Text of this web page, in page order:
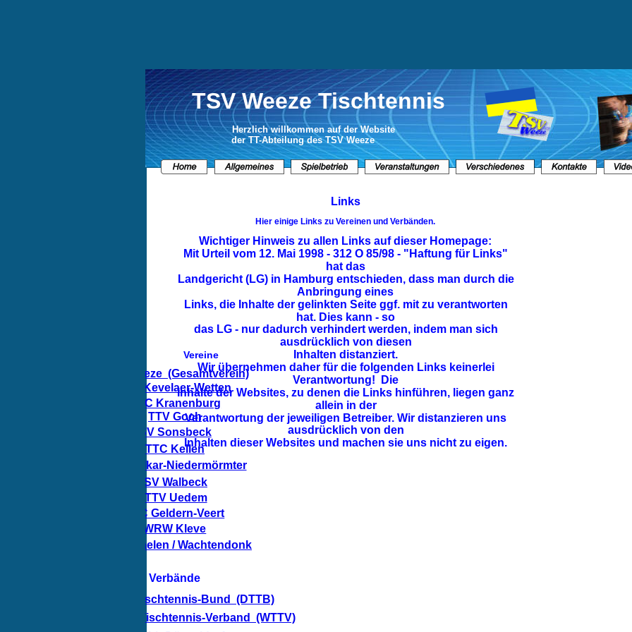
TSV Weeze  (Gesamtverein)
TTA Kevelaer-Wetten
TTC Kranenburg
TTV Goch
SV Sonsbeck
TTC Kellen
TTV Kalkar-Niedermörmter
SV Walbeck
TTV Uedem
TTC Geldern-Veert
WRW Kleve
TTC Straelen / Wachtendonk
Verbände
Deutscher-Tischtennis-Bund  (DTTB)
Westdeutscher-Tischtennis-Verband  (WTTV)
Links
Hier einige Links zu Vereinen und Verbänden.
Wichtiger Hinweis zu allen Links auf dieser Homepage:
Mit Urteil vom 12. Mai 1998 - 312 O 85/98 - "Haftung für Links"
hat das
Landgericht (LG) in Hamburg entschieden, dass man durch die
Anbringung eines
Links, die Inhalte der gelinkten Seite ggf. mit zu verantworten
hat. Dies kann - so
das LG - nur dadurch verhindert werden, indem man sich
ausdrücklich von diesen
Inhalten distanziert.
Wir übernehmen daher für die folgenden Links keinerlei
Verantwortung!  Die
Inhalte der Websites, zu denen die Links hinführen, liegen ganz
allein in der
Verantwortung der jeweiligen Betreiber. Wir distanzieren uns
ausdrücklich von den
Inhalten dieser Websites und machen sie uns nicht zu eigen.
Vereine
Herzlich willkommen auf der Website
der TT-Abteilung des TSV Weeze
TSV Weeze Tischtennis